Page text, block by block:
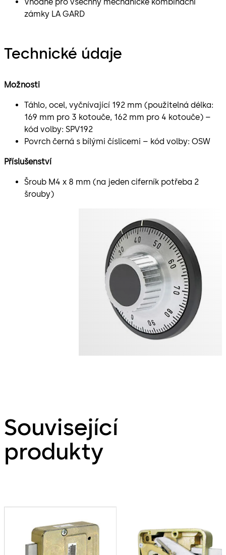
zámky LA GARD
Technické údaje
Možnosti
Táhlo, ocel, vyčnívající 192 mm (použitelná délka:
169 mm pro 3 kotouče, 162 mm pro 4 kotouče) –
kód volby: SPV192
Povrch černá s bílými číslicemi – kód volby: OSW
Příslušenství
Šroub M4 x 8 mm (na jeden ciferník potřeba 2
šrouby)
Související
produkty